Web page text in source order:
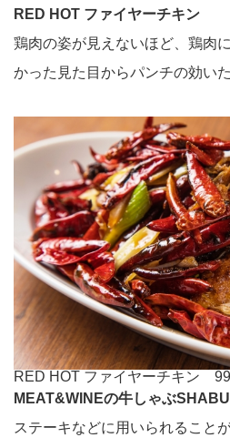
RED HOT ファイヤーチキン
鶏肉の姿が見えないほど、鶏肉
かった見た目からパンチの効いた
RED HOT ファイヤーチキン
MEAT&WINEの牛しゃぶSHABU
ステーキなどに用いられること